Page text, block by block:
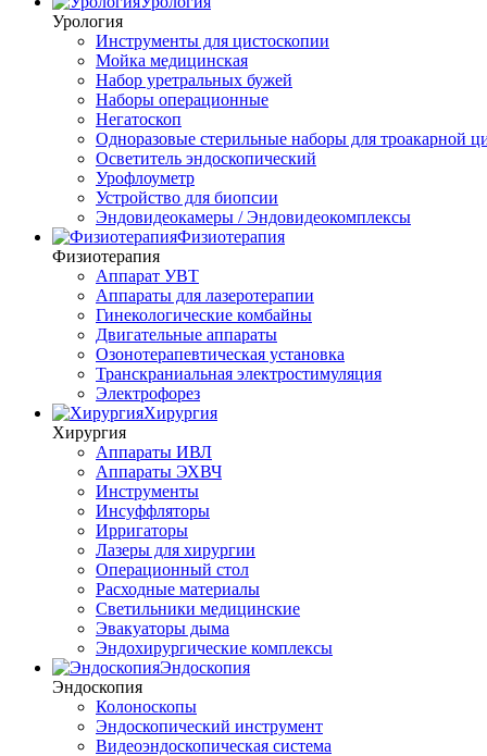
Урология
Инструменты для цистоскопии
Мойка медицинская
Набор уретральных бужей
Наборы операционные
Негатоскоп
Одноразовые стерильные наборы для троакарной
Осветитель эндоскопический
Урофлоуметр
Устройство для биопсии
Эндовидеокамеры / Эндовидеокомплексы
Физиотерапия
Физиотерапия
Аппарат УВТ
Аппараты для лазеротерапии
Гинекологические комбайны
Двигательные аппараты
Озонотерапевтическая установка
Транскраниальная электростимуляция
Электрофорез
Хирургия
Хирургия
Аппараты ИВЛ
Аппараты ЭХВЧ
Инструменты
Инсуффляторы
Ирригаторы
Лазеры для хирургии
Операционный стол
Расходные материалы
Светильники медицинские
Эвакуаторы дыма
Эндохирургические комплексы
Эндоскопия
Эндоскопия
Колоноскопы
Эндоскопический инструмент
Видеоэндоскопическая система